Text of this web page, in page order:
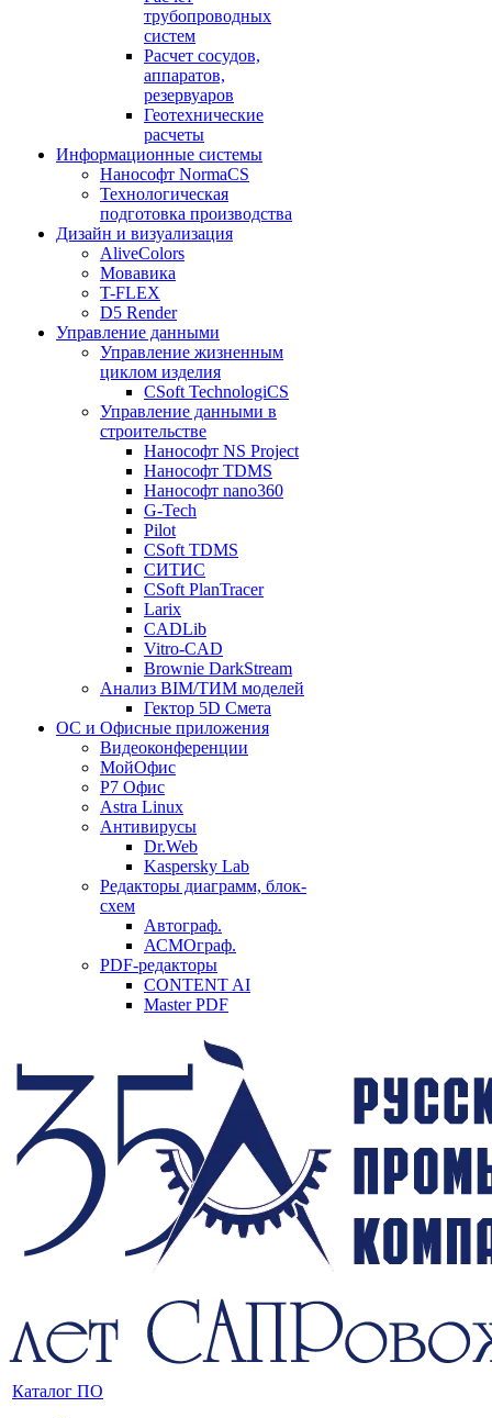
трубопроводных
систем
Расчет сосудов,
аппаратов,
резервуаров
Геотехнические
расчеты
Информационные системы
Нанософт NormaCS
Технологическая
подготовка производства
Дизайн и визуализация
AliveColors
Мовавика
T-FLEX
D5 Render
Управление данными
Управление жизненным
циклом изделия
CSoft TechnologiCS
Управление данными в
строительстве
Нанософт NS Project
Нанософт TDMS
Нанософт nano360
G-Tech
Pilot
CSoft TDMS
СИТИС
CSoft PlanTracer
Larix
CADLib
Vitro-CAD
Brownie DarkStream
Анализ BIM/ТИМ моделей
Гектор 5D Смета
ОС и Офисные приложения
Видеоконференции
МойОфис
P7 Офис
Astra Linux
Антивирусы
Dr.Web
Kaspersky Lab
Редакторы диаграмм, блок-
схем
Автограф.
АСМОграф.
PDF-редакторы
CONTENT AI
Master PDF
Каталог ПО